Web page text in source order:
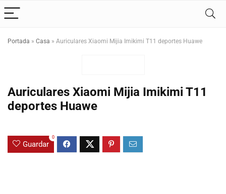
Portada » Casa » Auriculares Xiaomi Mijia Imikimi T11 deportes Huawe
Auriculares Xiaomi Mijia Imikimi T11
deportes Huawe
Guardar
0